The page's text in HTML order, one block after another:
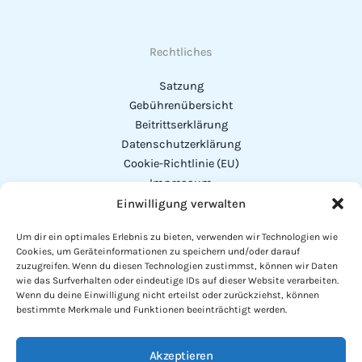
Einwilligung verwalten
Um dir ein optimales Erlebnis zu bieten, verwenden wir Technologien wie
Cookies, um Geräteinformationen zu speichern und/oder darauf
zuzugreifen. Wenn du diesen Technologien zustimmst, können wir Daten
wie das Surfverhalten oder eindeutige IDs auf dieser Website verarbeiten.
Wenn du deine Einwilligung nicht erteilst oder zurückziehst, können
bestimmte Merkmale und Funktionen beeinträchtigt werden.
Akzeptieren
Rechtliches
Satzung
Gebührenübersicht
Beitrittserklärung
Datenschutzerklärung
Cookie-Richtlinie (EU)
Impressum
Vorstand:Michael Herrler
Alexander-von-Humboldt-Str. 23
94327 Bogen
Telefon: 0151 - 64 51 61 60
Mail: info@fischereiverein-parkstetten.de